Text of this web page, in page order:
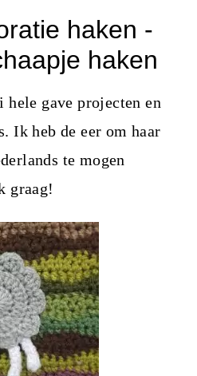
haken -
haken
hele gave projecten en
Ik heb de eer om haar
te mogen
graag!